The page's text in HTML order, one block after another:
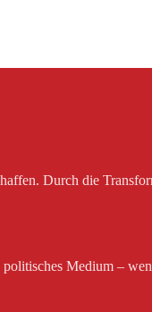
Durch die
Medium –